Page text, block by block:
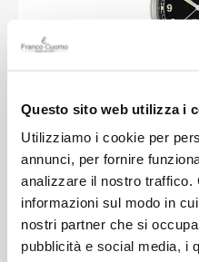
Questo sito web utilizza i
Utilizziamo i cookie per
annunci, per fornire
analizzare il nostro traffico.
informazioni sul modo in
nostri partner che si
pubblicità e social media, i
Orologio Hamilton
38